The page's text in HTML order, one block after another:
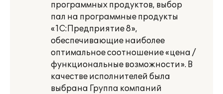
программных продуктов, выбор
пал на программные продукты
«1С:Предприятие 8»,
обеспечивающие наиболее
оптимальное соотношение «цена /
функциональные возможности». В
качестве исполнителей была
выбрана Группа компаний